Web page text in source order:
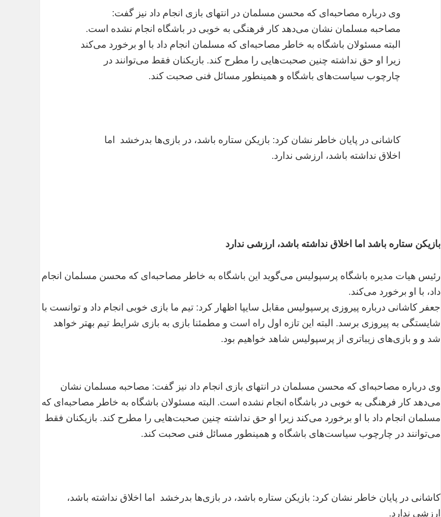
وی درباره مصاحبه‌ای که محسن مسلمان در انتهای بازی انجام داد نیز گفت:
مصاحبه مسلمان نشان می‌دهد کار فرهنگی به خوبی در باشگاه انجام نشده است.
البته مسئولان باشگاه به خاطر مصاحبه‌ای که مسلمان انجام داد با او برخورد می‌کند
زیرا او حق نداشته چنین صحبت‌هایی را مطرح کند. بازیکنان فقط می‌توانند در
چارچوب سیاست‌های باشگاه و همینطور مسائل فنی صحبت کند.
کاشانی در پایان خاطر نشان کرد: بازیکن ستاره باشد، در بازی‌ها بدرخشد اما
اخلاق نداشته باشد، ارزشی ندارد.
بازیکن ستاره باشد اما اخلاق نداشته باشد، ارزشی ندارد
رئیس هیات مدیره باشگاه پرسپولیس می‌گوید این باشگاه به خاطر مصاحبه‌ای که محسن مسلمان انجام
داد، با او برخورد می‌کند.
جعفر کاشانی درباره پیروزی پرسپولیس مقابل سایپا اظهار کرد: تیم ما بازی خوبی انجام داد و توانست با
شایستگی به پیروزی برسد. البته این تازه اول راه است و مطمئنا بازی به بازی شرایط تیم بهتر خواهد
شد و و بازی‌های زیباتری از پرسپولیس شاهد خواهیم بود.
وی درباره مصاحبه‌ای که محسن مسلمان در انتهای بازی انجام داد نیز گفت: مصاحبه مسلمان نشان
می‌دهد کار فرهنگی به خوبی در باشگاه انجام نشده است. البته مسئولان باشگاه به خاطر مصاحبه‌ای که
مسلمان انجام داد با او برخورد می‌کند زیرا او حق نداشته چنین صحبت‌هایی را مطرح کند. بازیکنان فقط
می‌توانند در چارچوب سیاست‌های باشگاه و همینطور مسائل فنی صحبت کند.
کاشانی در پایان خاطر نشان کرد: بازیکن ستاره باشد، در بازی‌ها بدرخشد اما اخلاق نداشته باشد،
ارزشی ندارد.